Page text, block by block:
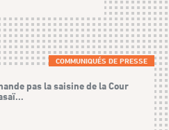
COMMUNIQUÉS DE PRESSE
pas la saisine de la Cour